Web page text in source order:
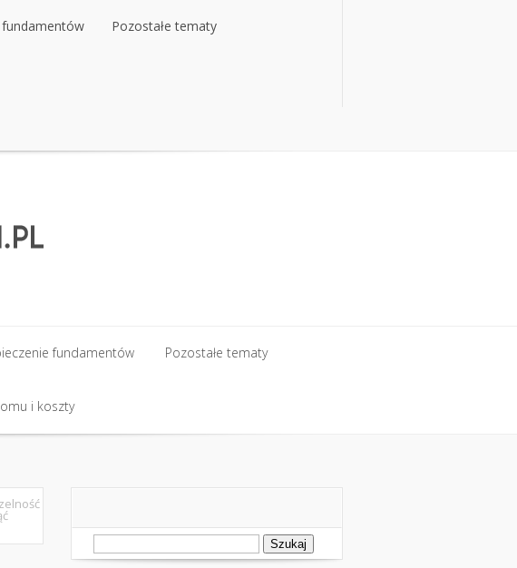
fundamentów Pozostałe tematy
fundamentów Pozostałe tematy
i koszty
Szukaj: